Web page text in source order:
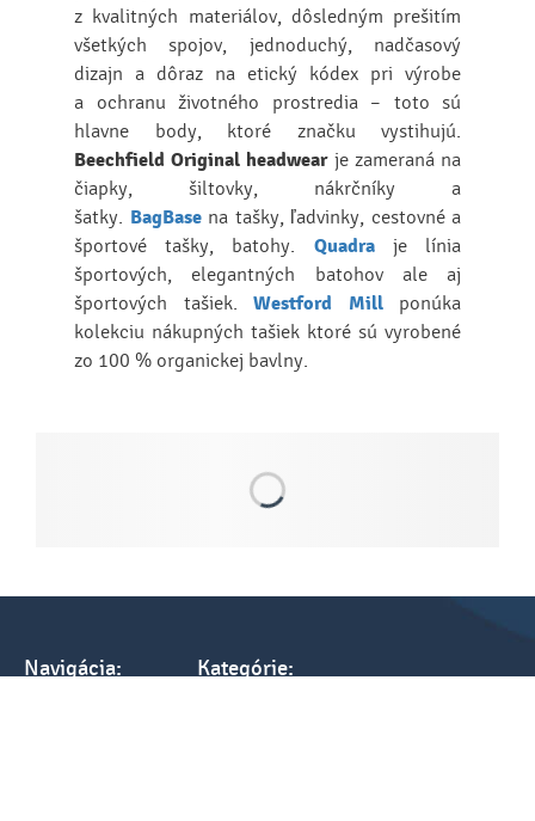
z kvalitných materiálov, dôsledným prešitím
všetkých spojov, jednoduchý, nadčasový
dizajn a dôraz na etický kódex pri výrobe
a ochranu životného prostredia – toto sú
hlavne body, ktoré značku vystihujú.
Beechfield Original headwear je zameraná na
čiapky, šiltovky, nákrčníky a
šatky. BagBase na tašky, ľadvinky, cestovné a
športové tašky, batohy. Quadra je línia
športových, elegantných batohov ale aj
športových tašiek. Westford Mill
ponúka
kolekciu nákupných tašiek ktoré sú vyrobené
zo 100 % organickej bavlny.
Navigácia: Kategórie: